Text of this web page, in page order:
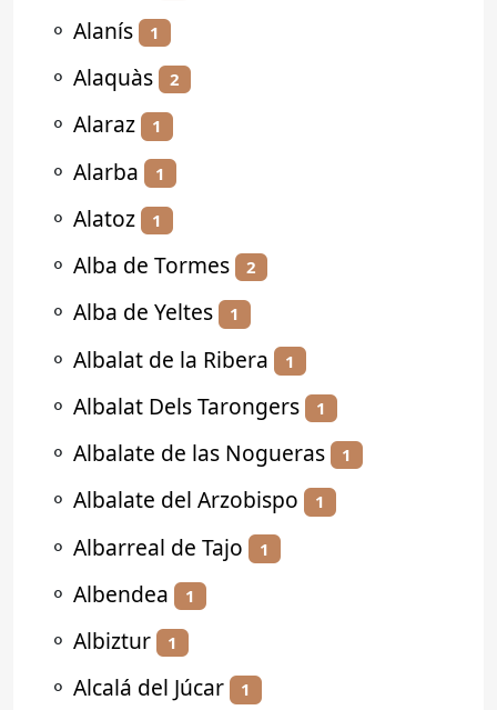
⚬ Alanís 1
⚬ Alaquàs 2
⚬ Alaraz 1
⚬ Alarba 1
⚬ Alatoz 1
⚬ Alba de Tormes 2
⚬ Alba de Yeltes 1
⚬ Albalat de la Ribera 1
⚬ Albalat Dels Tarongers 1
⚬ Albalate de las Nogueras 1
⚬ Albalate del Arzobispo 1
⚬ Albarreal de Tajo 1
⚬ Albendea 1
⚬ Albiztur 1
⚬ Alcalá del Júcar 1